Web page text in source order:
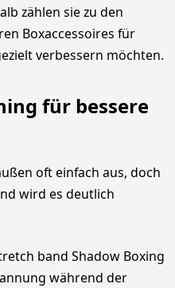
zählen sie zu den
Boxaccessoires für
verbessern möchten.
für bessere
oft einfach aus, doch
wird es deutlich
band Shadow Boxing
während der